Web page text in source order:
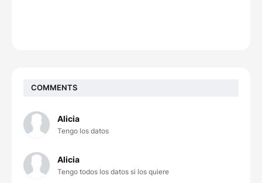
COMMENTS
Alicia
Tengo los datos
Alicia
Tengo todos los datos si los quiere